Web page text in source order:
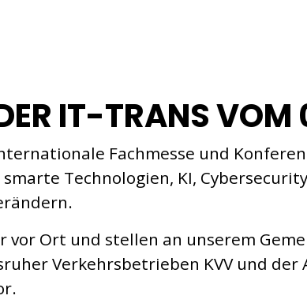
IT-TRANS
Fachmesse und
Technologien, KI,
vor Ort und stellen an unserem
Verkehrsbetrieben KVV und